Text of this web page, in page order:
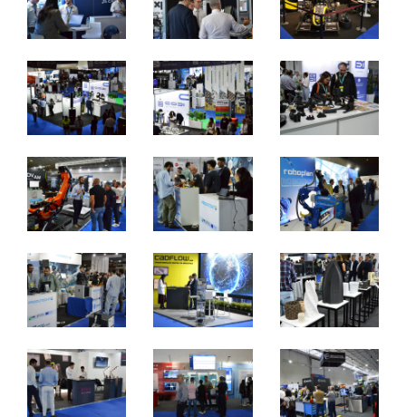
De jueves a sábado, de 10h a 19h